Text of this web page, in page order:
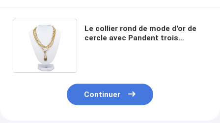
Le collier rond de mode d'or de
cercle avec Pandent trois
Continuer